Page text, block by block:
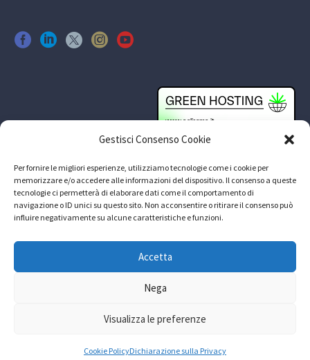
Gestisci Consenso Cookie
Per fornire le migliori esperienze, utilizziamo tecnologie come i cookie per
memorizzare e/o accedere alle informazioni del dispositivo. Il consenso a queste
tecnologie ci permetterà di elaborare dati come il comportamento di
navigazione o ID unici su questo sito. Non acconsentire o ritirare il consenso può
influire negativamente su alcune caratteristiche e funzioni.
Accetta
Nega
Visualizza le preferenze
Cookie PolicyDichiarazione sulla Privacy